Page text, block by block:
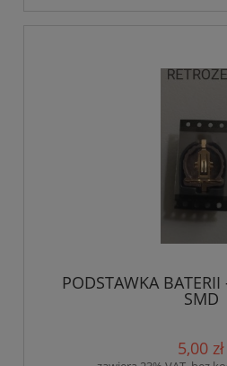
PODSTAWKA BATERII
SMD
5,00 zł